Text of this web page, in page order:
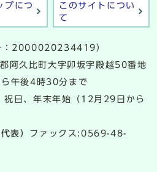
プにつ
このサイトについ
て
：2000020234419）
阿久比町大字卯坂字殿越50番地
午後4時30分まで
祝日、年末年始（12月29日から
代表） ファックス:0569-48-